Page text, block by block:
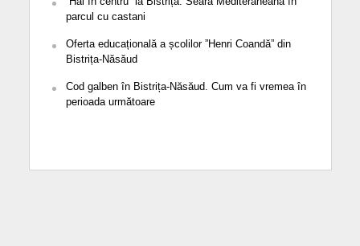
parcul cu castani
Oferta educațională a școlilor ”Henri Coandă” din
Bistrița-Năsăud
Cod galben în Bistrița-Năsăud. Cum va fi vremea în
perioada următoare